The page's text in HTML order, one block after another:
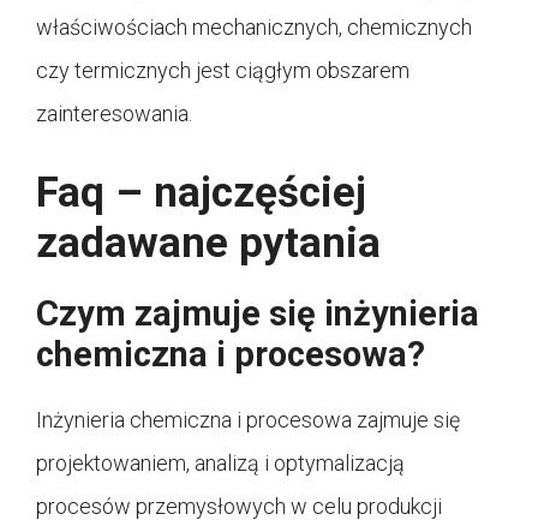
właściwościach mechanicznych, chemicznych
czy termicznych jest ciągłym obszarem
zainteresowania.
Faq – najczęściej
zadawane pytania
Czym zajmuje się inżynieria
chemiczna i procesowa?
Inżynieria chemiczna i procesowa zajmuje się
projektowaniem, analizą i optymalizacją
procesów przemysłowych w celu produkcji